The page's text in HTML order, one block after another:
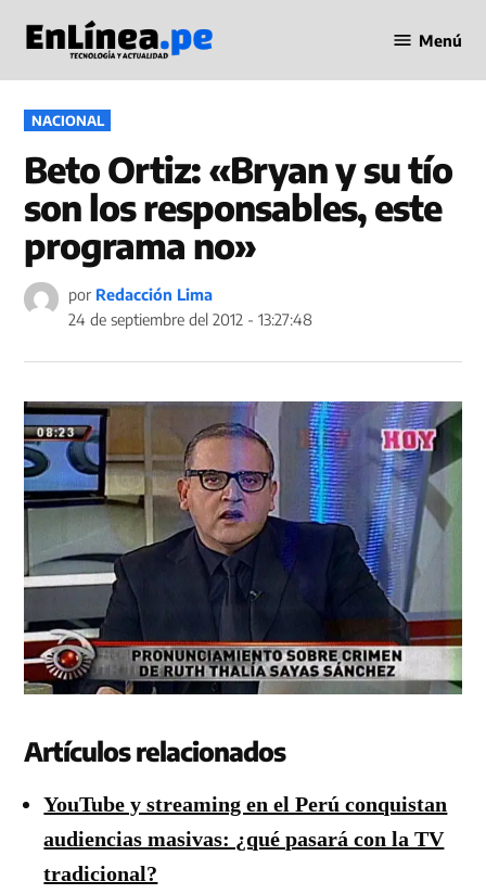
contenido
en Línea
Menú
PUBLICADO
EN
NACIONAL
Beto Ortiz: «Bryan y su tío
son los responsables, este
programa no»
por Redacción Lima
24 de septiembre del 2012 - 13:27:48
Artículos relacionados
YouTube y streaming en el Perú conquistan
audiencias masivas: ¿qué pasará con la TV
tradicional?